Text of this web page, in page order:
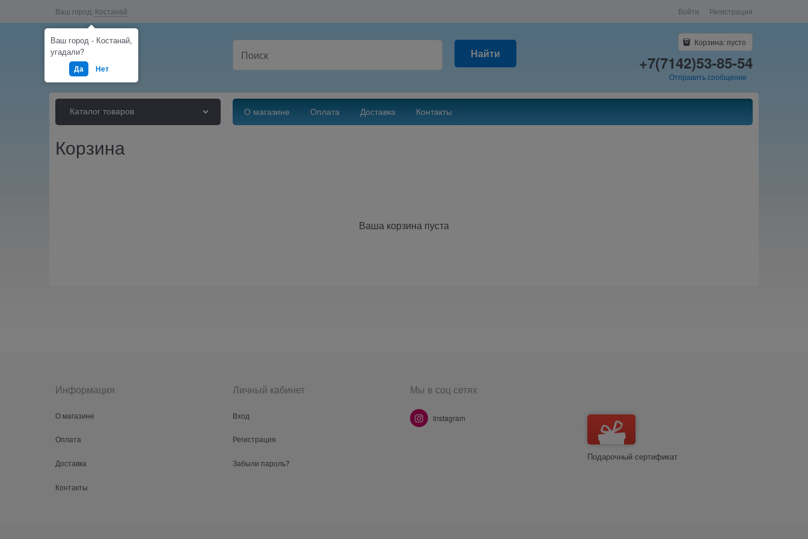
Ваш город: Костанай Войти Регистрация
Найти
Корзина: пусто
+7(7142)53-85-54
Отправить сообщение
Каталог товаров О магазине Оплата Доставка Контакты
Корзина
Ваша корзина пуста
Информация
О магазине
Оплата
Доставка
Контакты
Личный кабинет
Вход
Регистрация
Забыли пароль?
Мы в соц сетях
Instagram
Подарочный сертификат
Ваш город - Костанай,
угадали?
Да Нет